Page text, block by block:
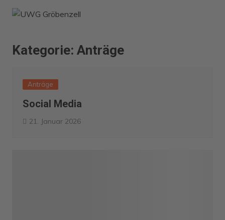
Zum
Inhalt
Kategorie: Anträge
Anträge
Social Media
21. Januar 2026